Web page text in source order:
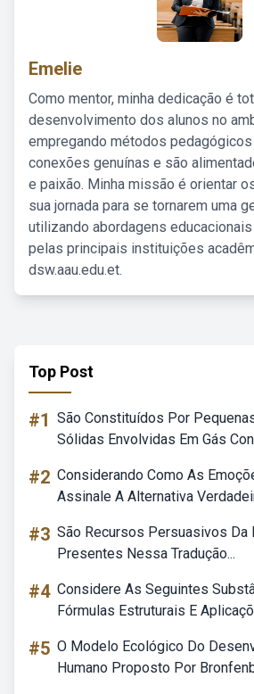
Emelie
Como mentor, minha dedicação é
desenvolvimento dos alunos no
empregando métodos
conexões genuínas e são
e paixão. Minha missão é orientar
sua jornada para se tornarem uma
utilizando abordagens
pelas principais instituições
dsw.aau.edu.et.
Top Post
#1 São Constituídos Por
Sólidas Envolvidas Em Gás
#2 Considerando Como As
Assinale A Alternativa
#3 São Recursos Persuasivos Da
Presentes Nessa Tradução...
#4 Considere As Seguintes
Fórmulas Estruturais E
#5 O Modelo Ecológico Do
Humano Proposto Por